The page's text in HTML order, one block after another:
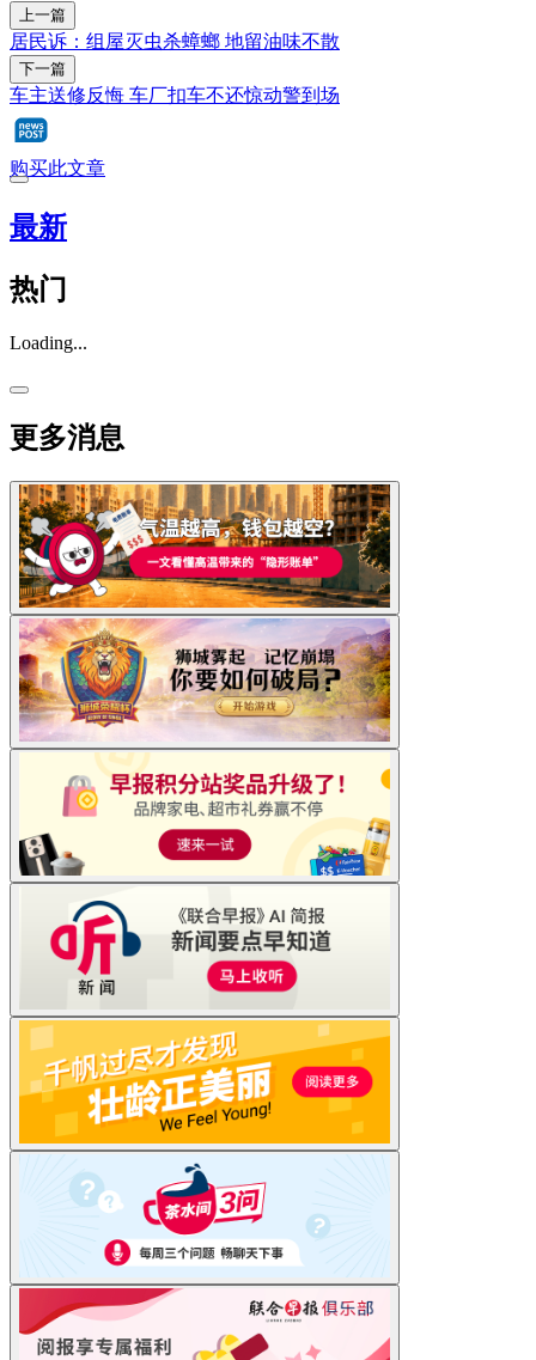
上一篇
居民诉：组屋灭虫杀蟑螂 地留油味不散
下一篇
车主送修反悔 车厂扣车不还惊动警到场
购买此文章
最新
热门
Loading...
更多消息